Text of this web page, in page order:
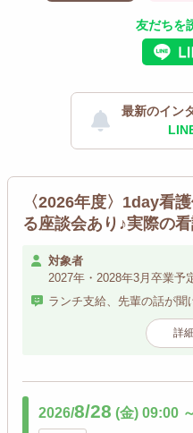
友だちを
最新のイン
〈2026年度〉1day看
る座談会あり♪実際の
対象者
2027年・2028年3月卒業予
ランチ支給、先輩の話が聞
詳
2026/8/28 (金) 09:00